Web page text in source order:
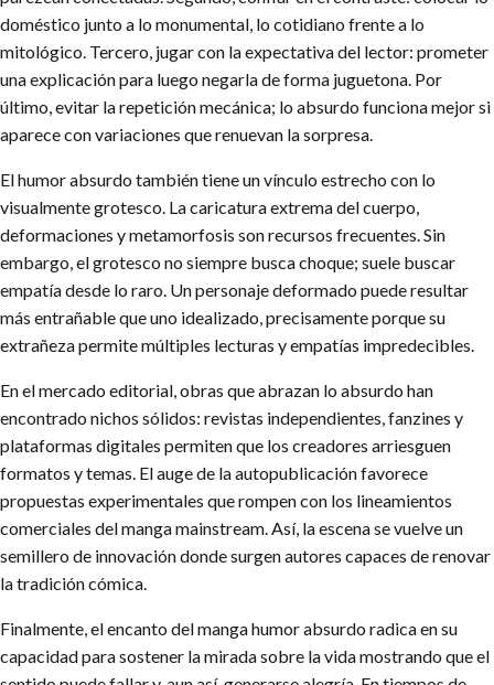
doméstico junto a lo monumental, lo cotidiano frente a lo
mitológico. Tercero, jugar con la expectativa del lector: prometer
una explicación para luego negarla de forma juguetona. Por
último, evitar la repetición mecánica; lo absurdo funciona mejor si
aparece con variaciones que renuevan la sorpresa.
El humor absurdo también tiene un vínculo estrecho con lo
visualmente grotesco. La caricatura extrema del cuerpo,
deformaciones y metamorfosis son recursos frecuentes. Sin
embargo, el grotesco no siempre busca choque; suele buscar
empatía desde lo raro. Un personaje deformado puede resultar
más entrañable que uno idealizado, precisamente porque su
extrañeza permite múltiples lecturas y empatías impredecibles.
En el mercado editorial, obras que abrazan lo absurdo han
encontrado nichos sólidos: revistas independientes, fanzines y
plataformas digitales permiten que los creadores arriesguen
formatos y temas. El auge de la autopublicación favorece
propuestas experimentales que rompen con los lineamientos
comerciales del manga mainstream. Así, la escena se vuelve un
semillero de innovación donde surgen autores capaces de renovar
la tradición cómica.
Finalmente, el encanto del manga humor absurdo radica en su
capacidad para sostener la mirada sobre la vida mostrando que el